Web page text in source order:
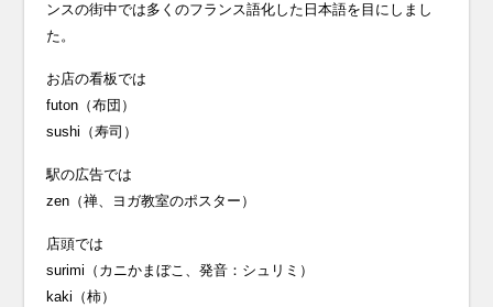
ンスの街中では多くのフランス語化した日本語を目にしまし
た。
お店の看板では
futon（布団）
sushi（寿司）
駅の広告では
zen（禅、ヨガ教室のポスター）
店頭では
surimi（カニかまぼこ、発音：シュリミ）
kaki（柿）